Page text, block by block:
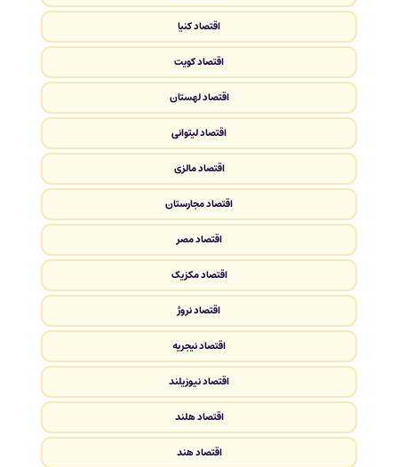
اقتصاد کنیا
اقتصاد کویت
اقتصاد لهستان
اقتصاد لیتوانی
اقتصاد مالزی
اقتصاد مجارستان
اقتصاد مصر
اقتصاد مکزیک
اقتصاد نروژ
اقتصاد نیجریه
اقتصاد نیوزیلند
اقتصاد هلند
اقتصاد هند